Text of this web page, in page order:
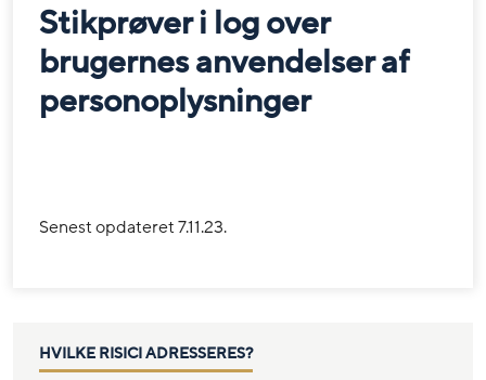
Stikprøver i log over
brugernes anvendelser af
personoplysninger
Senest opdateret 7.11.23.
HVILKE RISICI ADRESSERES?